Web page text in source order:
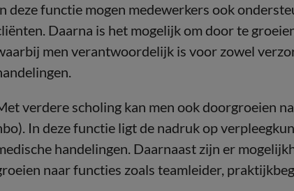
deze functie mogen medewerkers ook
Daarna is het mogelijk om door te
men verantwoordelijk is voor zowel
verdere scholing kan men ook doorgroeien
In deze functie ligt de nadruk op
handelingen. Daarnaast zijn er
naar functies zoals teamleider,